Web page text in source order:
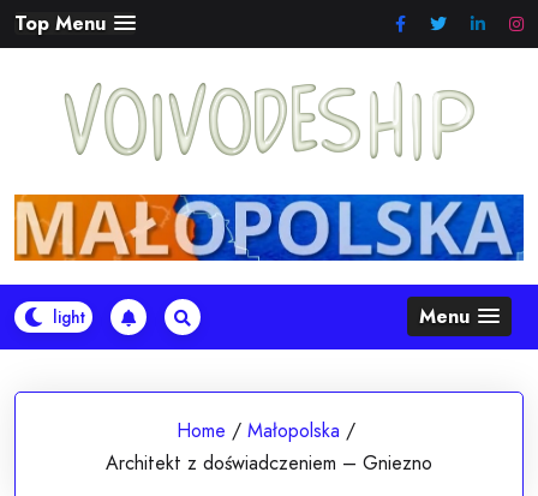
Skip
to
Top Menu
Menu
Home / Małopolska /
Architekt z doświadczeniem – Gniezno